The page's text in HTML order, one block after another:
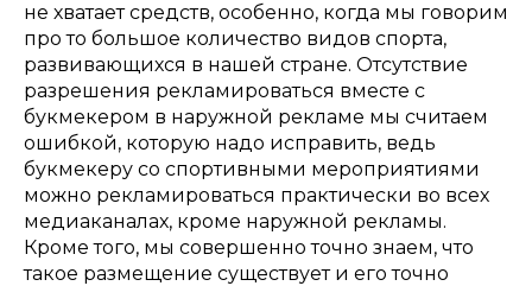
не хватает средств, особенно, когда мы говорим
про то большое количество видов спорта,
развивающихся в нашей стране. Отсутствие
разрешения рекламироваться вместе с
букмекером в наружной рекламе мы считаем
ошибкой, которую надо исправить, ведь
букмекеру со спортивными мероприятиями
можно рекламироваться практически во всех
медиаканалах, кроме наружной рекламы.
Кроме того, мы совершенно точно знаем, что
такое размещение существует и его точно